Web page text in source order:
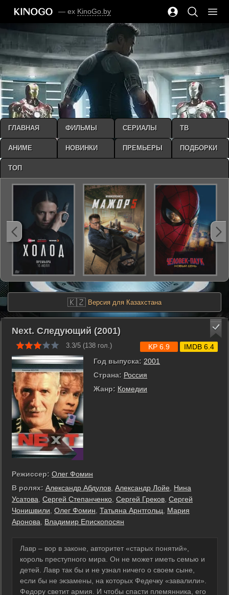
— ex KinoGo.by
🇰🇿 Версия для Казахстана
Next. Следующий (2001)
3.3/5 (138 гол.)
Год выпуска: 2001
Страна: Россия
Жанр: Комедии
KP 6.9 IMDB 6.4
Режиссер: Олег Фомин
В ролях: Александр Абдулов Александр Лойе
Нина
Усатова Сергей Степанченко Сергей Греков Сергей
Чонишвили Олег Фомин Татьяна Арнтгольц
Мария
Аронова
Владимир Епископосян
Лавр – вор в законе, авторитет «старых понятий»,
король преступного мира. Он не может иметь семью и
детей. Лавр так бы и не узнал ничего о своем сыне,
если бы не экзамены, на которых Федечку «завалили».
Федору светит армия. И чтобы спасти племянника, его
ГЛАВНАЯ ФИЛЬМЫ СЕРИАЛЫ ТВ
АНИМЕ НОВИНКИ ПРЕМЬЕРЫ ПОДБОРКИ
ТОП